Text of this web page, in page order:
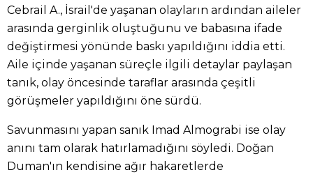
Cebrail A., İsrail'de yaşanan olayların ardından aileler
arasında gerginlik oluştuğunu ve babasına ifade
değiştirmesi yönünde baskı yapıldığını iddia etti.
Aile içinde yaşanan süreçle ilgili detaylar paylaşan
tanık, olay öncesinde taraflar arasında çeşitli
görüşmeler yapıldığını öne sürdü.
Savunmasını yapan sanık Imad Almograbi ise olay
anını tam olarak hatırlamadığını söyledi. Doğan
Duman'ın kendisine ağır hakaretlerde